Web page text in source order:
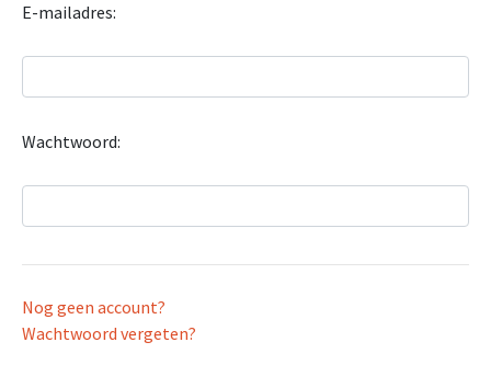
E-mailadres:
Wachtwoord:
Nog geen account?
Wachtwoord vergeten?